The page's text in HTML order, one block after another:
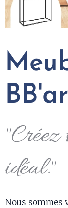
"Créez
idéal."
Nous sommes